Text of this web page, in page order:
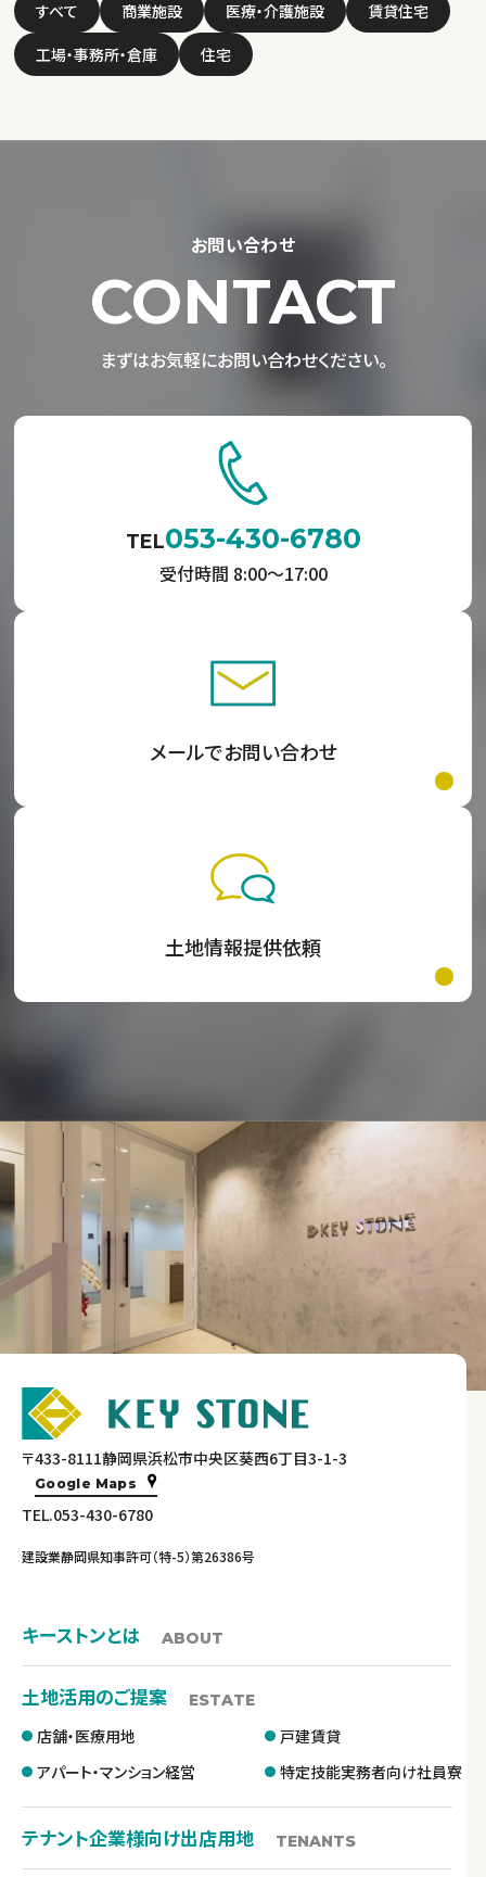
すべて 商業施設 医療・介護施設
賃貸住宅
工場・事務所・倉庫
住宅
お問い合わせ
CONTACT
まずはお気軽にお問い合わせください。
TEL053-430-6780
受付時間 8:00〜17:00
メールでお問い合わせ
土地情報提供依頼
〒433-8111静岡県浜松市中央区葵西6丁目3-1-3
Google Maps
TEL.053-430-6780
建設業静岡県知事許可（特-5）第26386号
キーストンとは ABOUT
土地活用のご提案 ESTATE
店舗・医療用地
戸建賃貸
アパート・マンション経営
特定技能実務者向け社員寮
テナント企業様向け出店用地 TENANTS